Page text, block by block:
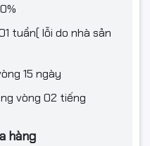
tuần( lỗi do nhà sản
15 ngày
vòng 02 tiếng
hàng